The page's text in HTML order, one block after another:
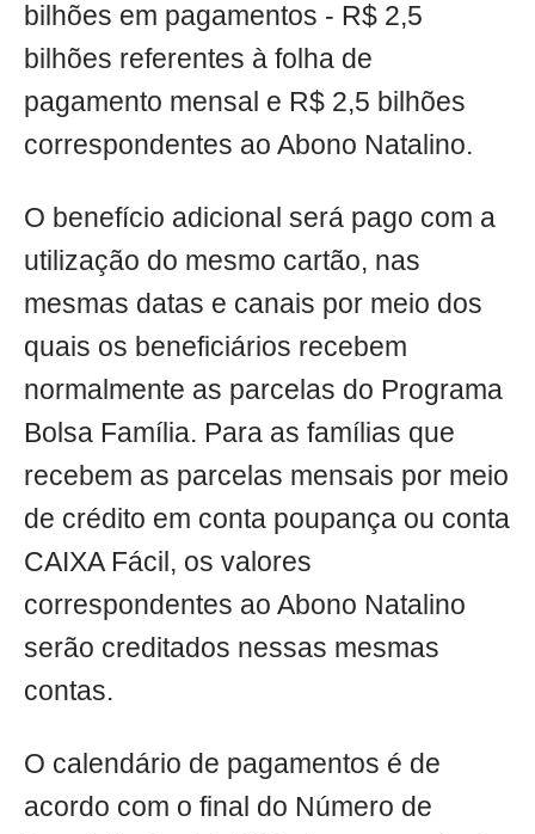
bilhões em pagamentos - R$ 2,5
bilhões referentes à folha de
pagamento mensal e R$ 2,5 bilhões
correspondentes ao Abono Natalino.
O benefício adicional será pago com a
utilização do mesmo cartão, nas
mesmas datas e canais por meio dos
quais os beneficiários recebem
normalmente as parcelas do Programa
Bolsa Família. Para as famílias que
recebem as parcelas mensais por meio
de crédito em conta poupança ou conta
CAIXA Fácil, os valores
correspondentes ao Abono Natalino
serão creditados nessas mesmas
contas.
O calendário de pagamentos é de
acordo com o final do Número de